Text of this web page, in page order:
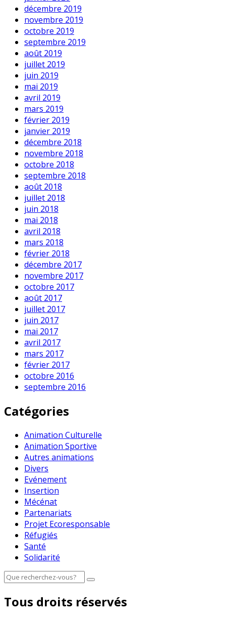
décembre 2019
novembre 2019
octobre 2019
septembre 2019
août 2019
juillet 2019
juin 2019
mai 2019
avril 2019
mars 2019
février 2019
janvier 2019
décembre 2018
novembre 2018
octobre 2018
septembre 2018
août 2018
juillet 2018
juin 2018
mai 2018
avril 2018
mars 2018
février 2018
décembre 2017
novembre 2017
octobre 2017
août 2017
juillet 2017
juin 2017
mai 2017
avril 2017
mars 2017
février 2017
octobre 2016
septembre 2016
Catégories
Animation Culturelle
Animation Sportive
Autres animations
Divers
Evénement
Insertion
Mécénat
Partenariats
Projet Ecoresponsable
Réfugiés
Santé
Solidarité
Tous droits réservés